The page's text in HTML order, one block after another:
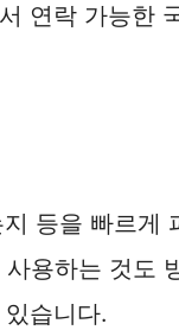
연락 가능한
등을 빠르게
용하는 것도
습니다.